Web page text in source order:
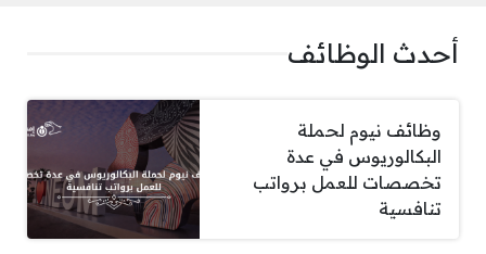
أحدث الوظائف
وظائف نيوم لحملة
البكالوريوس في عدة
تخصصات للعمل برواتب
تنافسية